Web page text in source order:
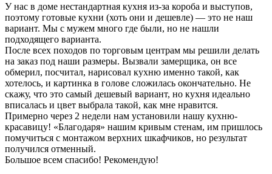
У нас в доме нестандартная кухня из-за короба и выступов,
поэтому готовые кухни (хоть они и дешевле) — это не наш
вариант. Мы с мужем много где были, но не нашли
подходящего варианта.
После всех походов по торговым центрам мы решили делать
на заказ под наши размеры. Вызвали замерщика, он все
обмерил, посчитал, нарисовал кухню именно такой, как
хотелось, и картинка в голове сложилась окончательно. Не
скажу, что это самый дешевый вариант, но кухня идеально
вписалась и цвет выбрала такой, как мне нравится.
Примерно через 2 недели нам установили нашу кухню-
красавицу! «Благодаря» нашим кривым стенам, им пришлось
помучиться с монтажом верхних шкафчиков, но результат
получился отменный.
Большое всем спасибо! Рекомендую!